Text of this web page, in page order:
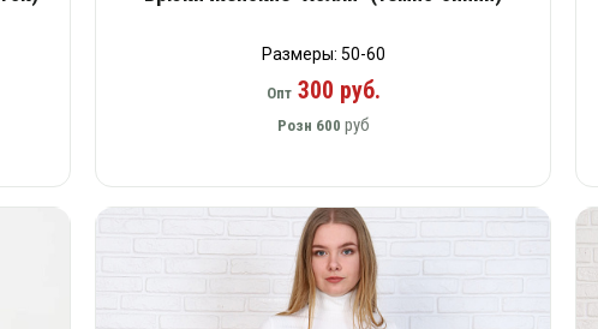
Размеры: 50-60
Опт300 руб.
Розн 600 руб